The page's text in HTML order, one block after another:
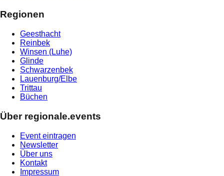
Regionen
Geesthacht
Reinbek
Winsen (Luhe)
Glinde
Schwarzenbek
Lauenburg/Elbe
Trittau
Büchen
Über regionale.events
Event eintragen
Newsletter
Über uns
Kontakt
Impressum